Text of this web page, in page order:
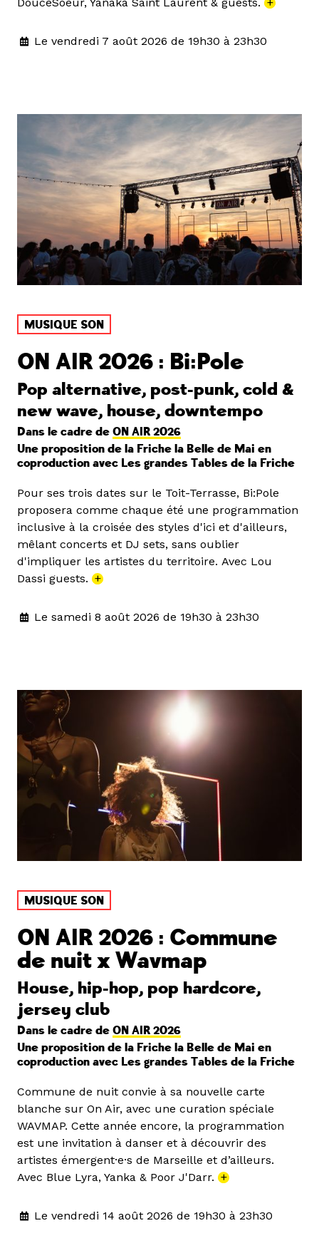
Le vendredi 7 août 2026 de 19h30 à 23h30
MUSIQUE SON
ON AIR 2026 : Bi:Pole
Pop alternative, post-punk, cold &
new wave, house, downtempo
Dans le cadre de ON AIR 2026
Une proposition de la Friche la Belle de Mai en
coproduction avec Les grandes Tables de la Friche
Pour ses trois dates sur le Toit-Terrasse, Bi:Pole
proposera comme chaque été une programmation
inclusive à la croisée des styles d'ici et d'ailleurs,
mêlant concerts et DJ sets, sans oublier
d'impliquer les artistes du territoire. Avec Lou
Dassi guests. +
Le samedi 8 août 2026 de 19h30 à 23h30
MUSIQUE SON
ON AIR 2026 : Commune
de nuit x Wavmap
House, hip-hop, pop hardcore,
jersey club
Dans le cadre de ON AIR 2026
Une proposition de la Friche la Belle de Mai en
coproduction avec Les grandes Tables de la Friche
Commune de nuit convie à sa nouvelle carte
blanche sur On Air, avec une curation spéciale
WAVMAP. Cette année encore, la programmation
est une invitation à danser et à découvrir des
artistes émergent·e·s de Marseille et d’ailleurs.
Avec Blue Lyra, Yanka & Poor J'Darr. +
Le vendredi 14 août 2026 de 19h30 à 23h30